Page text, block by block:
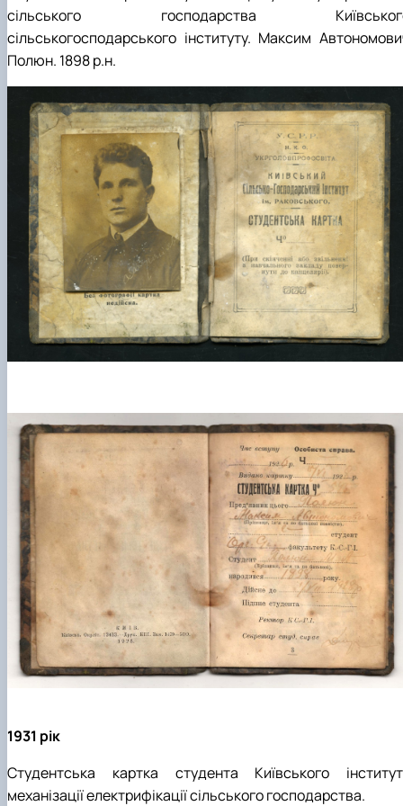
сільського господарства
сільськогосподарського інституту. Максим
Полюн. 1898 р.н.
1931 рік
Студентська картка студента Київського
механізації електрифікації сільського господарства.